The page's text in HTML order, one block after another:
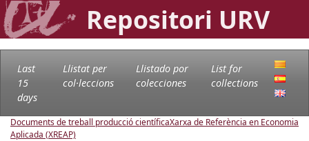
Repositori URV
Last
15
days
Llistat per
col·leccions
Llistado por
colecciones
List for
collections
Documents de treball producció científicaXarxa de Referència en Economia
Aplicada (XREAP)